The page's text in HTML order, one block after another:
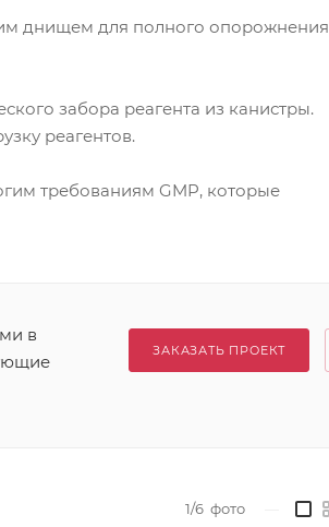
днищем для полного опорожнения
забора реагента из канистры.
реагентов.
требованиям GMP, которые
в
ЗАКАЗАТЬ ПРОЕКТ
1/6 фото